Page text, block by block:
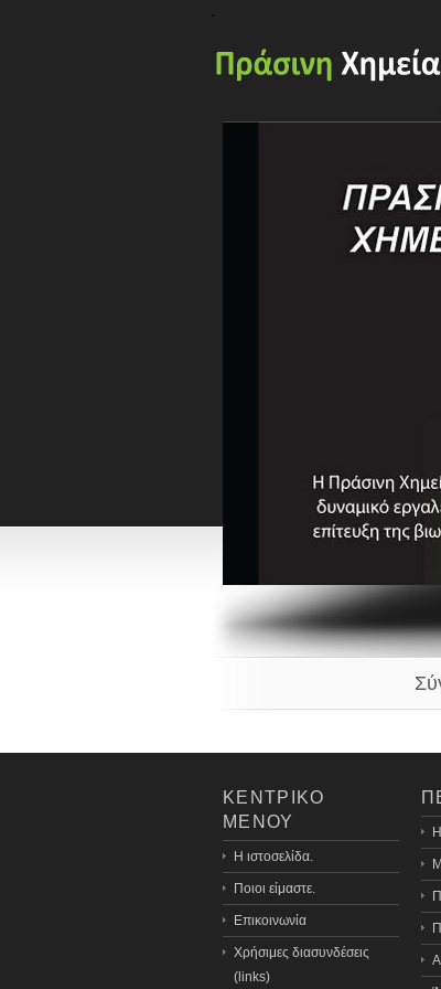
ΚΕΝΤΡΙΚΟ
ΜΕΝΟΥ
Η ιστοσελίδα.
Ποιοι είμαστε.
Επικοινωνία
Χρήσιμες διασυνδέσεις
(links)